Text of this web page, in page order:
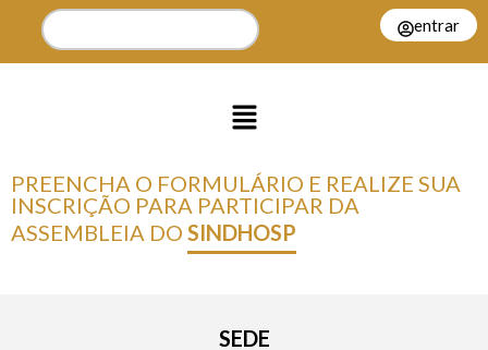
entrar
PREENCHA O FORMULÁRIO E REALIZE SUA
INSCRIÇÃO PARA PARTICIPAR DA
ASSEMBLEIA DO SINDHOSP
SEDE